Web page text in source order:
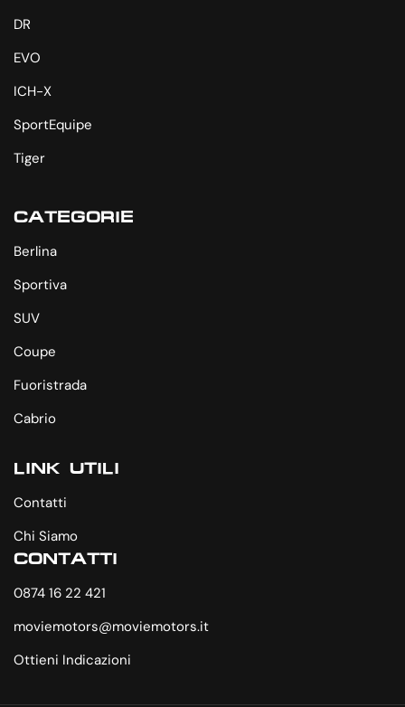
DR
EVO
ICH-X
SportEquipe
Tiger
CATEGORIE
Berlina
Sportiva
SUV
Coupe
Fuoristrada
Cabrio
LINK UTILI
Contatti
Chi Siamo
CONTATTI
0874 16 22 421
moviemotors@moviemotors.it
Ottieni Indicazioni